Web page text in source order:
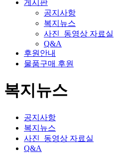
게시판
공지사항
복지뉴스
사진_동영상 자료실
Q&A
후원안내
물품구매 후원
복지뉴스
공지사항
복지뉴스
사진_동영상 자료실
Q&A